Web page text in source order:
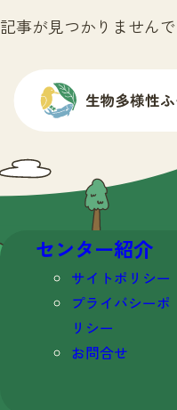
記事が見つかりませんで
センター紹介
サイトポリシー
プライバシーポ
リシー
お問合せ